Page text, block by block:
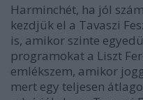
Harminchét, ha jól
kezdjük el a Tavaszi
is, amikor szinte
programokat a Liszt
emlékszem, amikor
mert egy teljesen